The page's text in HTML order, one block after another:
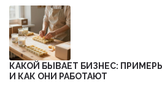
КАКОЙ БЫВАЕТ БИЗНЕС:
И КАК ОНИ РАБОТАЮТ